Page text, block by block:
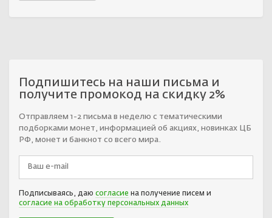
Подпишитесь на наши письма и
получите промокод на скидку 2%
Отправляем 1-2 письма в неделю с тематическими
подборками монет, информацией об акциях, новинках ЦБ
РФ, монет и банкнот со всего мира.
Подписываясь, даю согласие на получение писем и
согласие на обработку персональных данных